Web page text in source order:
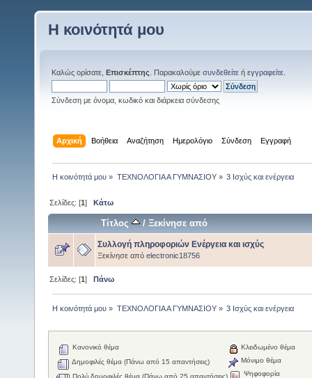
Η κοινότητά μου
Καλώς ορίσατε, Επισκέπτης . Παρακαλούμε συνδεθείτε ή εγγραφείτε
Σύνδεση με όνομα, κωδικό και διάρκεια σύνδεσης
Αρχική Βοήθεια Αναζήτηση Ημερολόγιο Σύνδεση Εγγραφή
Η κοινότητά μου » ΤΕΧΝΟΛΟΓΙΑ Α ΓΥΜΝΑΣΙΟΥ» 3 Ισχύς και ενέργεια
Σελίδες: [1]Κάτω
Τίτλος /Ξεκίνησε από
Συλλογή πληροφοριών Ενέργεια και ισχύς
Ξεκίνησε από electronic18756
Σελίδες: [1]Πάνω
Η κοινότητά μου » ΤΕΧΝΟΛΟΓΙΑ Α ΓΥΜΝΑΣΙΟΥ» 3 Ισχύς και ενέργεια
Κανονικό θέμα
Δημοφιλές θέμα (Πάνω από 15 απαντήσεις)
Πολύ δημοφιλές θέμα (Πάνω από 25 απαντήσεις)
Κλειδωμένο θέμα
Μόνιμο θέμα
Ψηφοφορία